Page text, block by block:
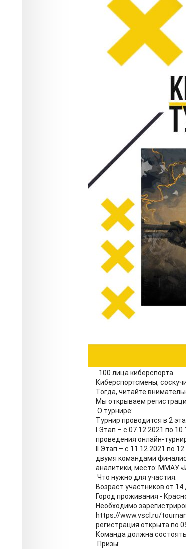
турнир по CS:GO"
100 лица киберспорта
Киберспортсмены,
Тогда, читайте
Мы открываем
О турнире:
Турнир проводится в 2
I Этап – с 07.12.2021 по
проведения онлайн-
II Этап – с 11.12.2021 по
двумя командами
аналитики, место: ММАУ
Что нужно для участия:
Возраст участников от 14
Город проживания -
Необходимо
https://www.vscl.ru/
регистрация открыта по
Команда должна состоять
Призы: